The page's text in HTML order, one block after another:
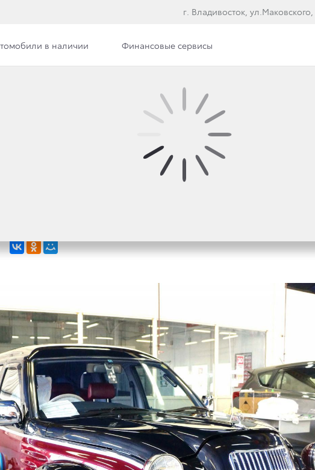
г. Владивосток,
в наличии Финансовые сервисы
АВТОМОБИЛИ
В СЕРВИСНОМ ЦЕНТРЕ.